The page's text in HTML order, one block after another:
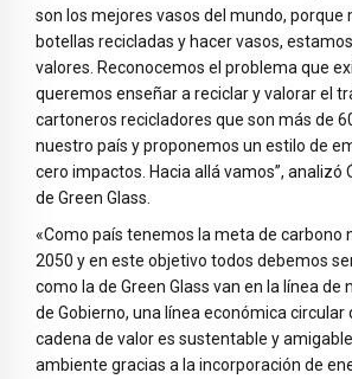
son los mejores vasos del mundo, porque
botellas recicladas y hacer vasos,
valores. Reconocemos el problema que
queremos enseñar a reciclar y valorar el
cartoneros recicladores que son más de
nuestro país y proponemos un estilo de
cero impactos. Hacia allá vamos”, analizó
de Green Glass.
«Como país tenemos la meta de carbono
2050 y en este objetivo todos debemos
como la de Green Glass van en la línea de
de Gobierno, una línea económica circular
cadena de valor es sustentable y
ambiente gracias a la incorporación de